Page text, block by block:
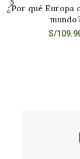
¿Por qué Europa
S/